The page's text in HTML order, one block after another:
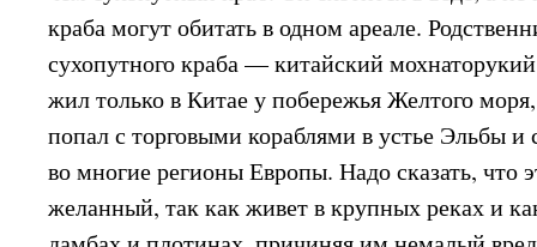
краба могут обитать в одном ареале.
сухопутного краба — китайский
жил только в Китае у побережья Желтого
попал с торговыми кораблями в устье Эльбы и
во многие регионы Европы. Надо сказать, что
желанный, так как живет в крупных реках и